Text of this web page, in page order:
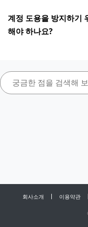
계정 도용을 방지하기
해야 하나요?
회사소개 이용약관